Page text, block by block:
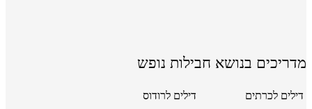
מדריכים בנושא חבילות נופש
דילים לכרתים דילים לרודוס